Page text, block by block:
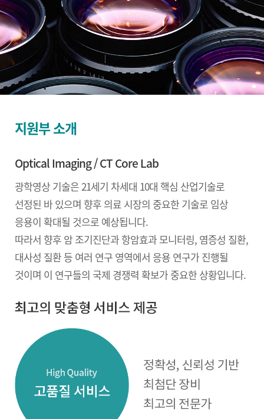
지원부 소개
Optical Imaging / CT Core Lab
광학영상 기술은 21세기 차세대 10대 핵심 산업기술로
선정된 바 있으며 향후 의료 시장의 중요한 기술로 임상
응용이 확대될 것으로 예상됩니다.
따라서 향후 암 조기진단과 항암효과 모니터링, 염증성 질환,
대사성 질환 등 여러 연구 영역에서 응용 연구가 진행될
것이며 이 연구들의 국제 경쟁력 확보가 중요한 상황입니다.